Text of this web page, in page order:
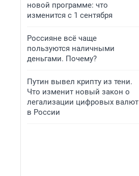
новой программе: что
изменится с 1 сентября
Россияне всё чаще
пользуются наличными
деньгами. Почему?
Путин вывел крипту из тени.
Что изменит новый закон о
легализации цифровых валют
в России